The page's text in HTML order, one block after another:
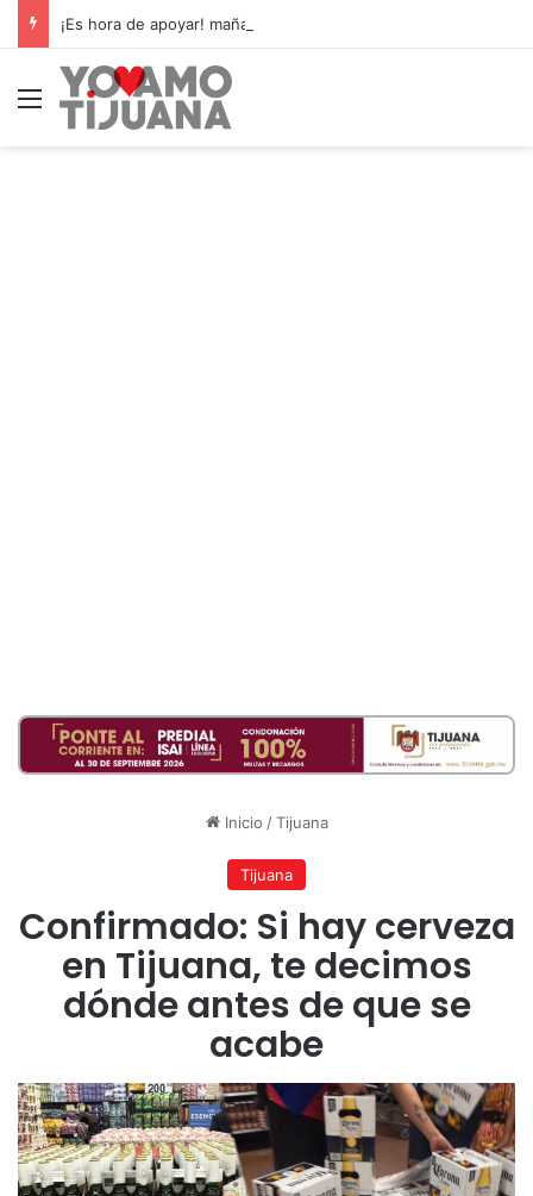
Menú
Inicio / Tijuana
Tijuana
Confirmado: Si hay cerveza
en Tijuana, te decimos
dónde antes de que se
acabe